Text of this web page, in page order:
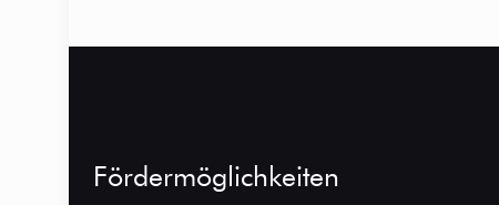
Fördermöglichkeiten